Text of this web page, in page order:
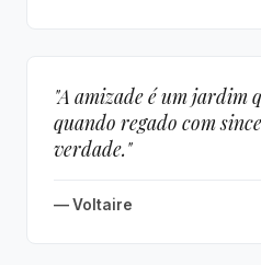
"A amizade é um jardim
quando regado com
verdade."
— Voltaire